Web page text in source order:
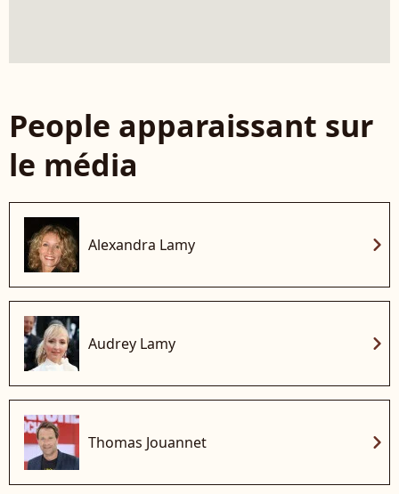
People apparaissant sur
le média
Alexandra Lamy chevron_right
Audrey Lamy chevron_right
Thomas Jouannet chevron_right